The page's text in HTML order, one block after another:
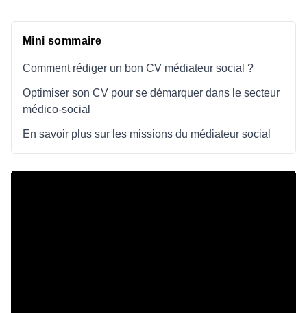
Mini sommaire
Comment rédiger un bon CV médiateur social ?
Optimiser son CV pour se démarquer dans le secteur
médico-social
En savoir plus sur les missions du médiateur social